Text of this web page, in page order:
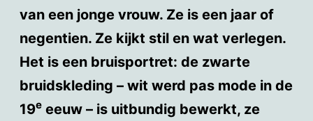
van een jonge vrouw. Ze is een jaar of
negentien. Ze kijkt stil en wat verlegen.
Het is een bruisportret: de zwarte
bruidskleding – wit werd pas mode in de
19eeeuw – is uitbundig bewerkt, ze